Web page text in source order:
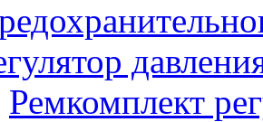
Ремкомплект